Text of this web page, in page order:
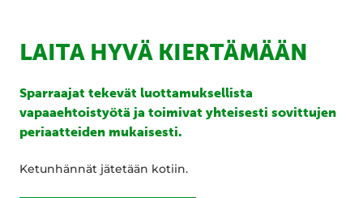
LAITA HYVÄ KIERTÄMÄÄN
Sparraajat tekevät luottamuksellista
vapaaehtoistyötä ja toimivat yhteisesti sovittujen
periaatteiden mukaisesti.
Ketunhännät jätetään kotiin.